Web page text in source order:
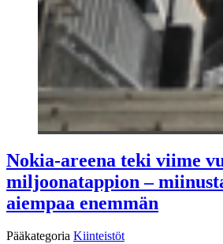
Nokia-areena teki viime
miljoonatappion –
aiempaa enemmän
Pääkategoria Kiinteistöt